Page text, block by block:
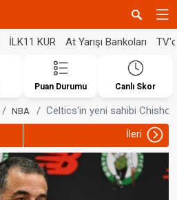
İLK11 KUR At Yarışı Bankoları
Puan Durumu Canlı Skor
NBA Celtics'in yeni sahibi
İleri